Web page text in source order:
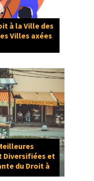
à la Ville des
Villes axées
Diversifiées et
du Droit à